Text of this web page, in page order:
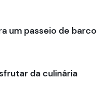
um passeio de barco
da culinária